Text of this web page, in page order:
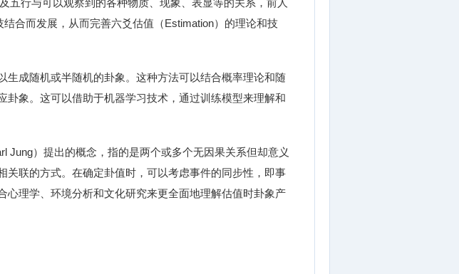
五行与可以观察到的各种物质、现象、表显等的关系，前人
合而发展，从而完善六爻估值（Estimation）的理论和技
成随机或半随机的卦象。这种方法可以结合概率理论和随
象。这可以借助于机器学习技术，通过训练模型来理解和
Jung）提出的概念，指的是两个或多个无因果关系但却意义
联的方式。在确定卦值时，可以考虑事件的同步性，即事
理学、环境分析和文化研究来更全面地理解估值时卦象产